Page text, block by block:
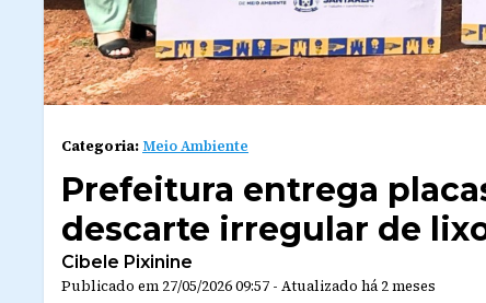
Categoria:Meio Ambiente
Prefeitura entrega
descarte irregular de
Cibele Pixinine
Publicado em 27/05/2026 09:57 - Atualizado há 2 meses